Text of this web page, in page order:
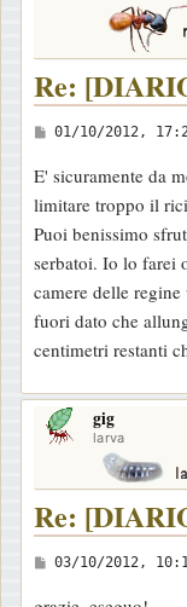
Re:
M
s
s
a
g
g
i
o
01/10/2012,
E' sicuramente da
limitare troppo il
Puoi benissimo
serbatoi. Io lo farei
camere delle
fuori dato che
centimetri restanti
gig
larva
Re:
M
03/10/2012,